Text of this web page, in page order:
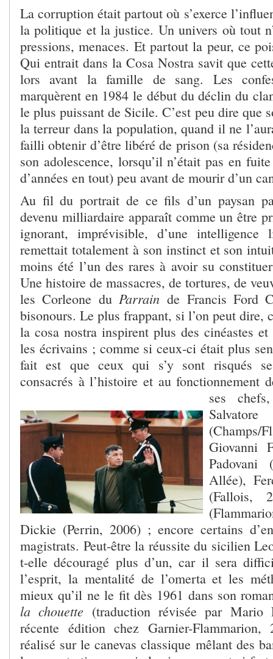
La corruption était partout où s’exerce
la politique et la justice. Un univers où tout
pressions, menaces. Et partout la peur, ce
Qui entrait dans la Cosa Nostra savit que
lors avant la famille de sang. Les
marquèrent en 1984 le début du déclin du
le plus puissant de Sicile. C’est peu dire que
la terreur dans la population, quand il ne
failli obtenir d’être libéré de prison (sa
son adolescence, lorsqu’il n’était pas en
d’années en tout) peu avant de mourir d’un
Au fil du portrait de ce fils d’un paysan
devenu milliardaire apparaît comme un être
ignorant, imprévisible, d’une
remettait totalement à son instinct et son
moins été l’un des rares à avoir su
Une histoire de massacres, de tortures, de
les Corleone du Parrainde Francis Ford
bisonours. Le plus frappant, si l’on peut dire,
la cosa nostra inspirent plus des cinéastes et
les écrivains ; comme si ceux-ci était plus
fait est que ceux qui s’y sont risqués
consacrés à l’histoire et au fonctionnement
ses
(Champs/
Giovanni
Padovani
Allée),
(Fallois,
Dickie (Perrin, 2006) ; encore certains
magistrats. Peut-être la réussite du sicilien
t-elle découragé plus d’un, car il sera
l’esprit, la mentalité de l’omerta et les
mieux qu’il ne le fit dès 1961 dans son
la chouette (traduction révisée par Mario
récente édition chez Garnier-Flammarion,
réalisé sur le canevas classique mêlant des